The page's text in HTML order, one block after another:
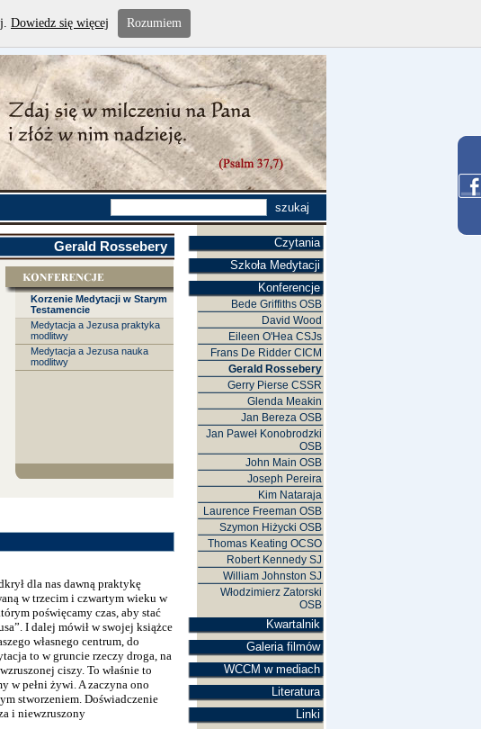
Czytania
Szkoła Medytacji
Konferencje
Bede Griffiths OSB
David Wood
Eileen O'Hea CSJs
Frans De Ridder CICM
Gerald Rossebery
Gerry Pierse CSSR
Glenda Meakin
Jan Bereza OSB
Jan Paweł Konobrodzki
OSB
John Main OSB
Joseph Pereira
Kim Nataraja
Laurence Freeman OSB
Szymon Hiżycki OSB
Thomas Keating OCSO
Robert Kennedy SJ
William Johnston SJ
Włodzimierz Zatorski
OSB
Kwartalnik
Galeria filmów
WCCM w mediach
Literatura
Linki
Gerald Rossebery
Korzenie Medytacji w Starym
Testamencie
Medytacja a Jezusa praktyka
modlitwy
Medytacja a Jezusa nauka
modlitwy
dla nas dawną praktykę
w trzecim i czwartym wieku w
poświęcamy czas, aby stać
I dalej mówił w swojej książce
własnego centrum, do
to w gruncie rzeczy droga, na
ciszy. To właśnie to
w pełni żywi. A zaczyna ono
stworzeniem. Doświadczenie
i niewzruszony
Dowiedz się więcej Rozumiem